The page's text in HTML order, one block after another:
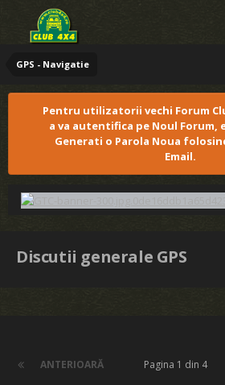
GPS - Navigatie
Pentru utilizatorii vechi Forum
a va autentifica pe Noul Forum,
Generati o Parola Noua
Email.
Discutii generale GPS
ANTERIOARĂ Pagina 1 din 4